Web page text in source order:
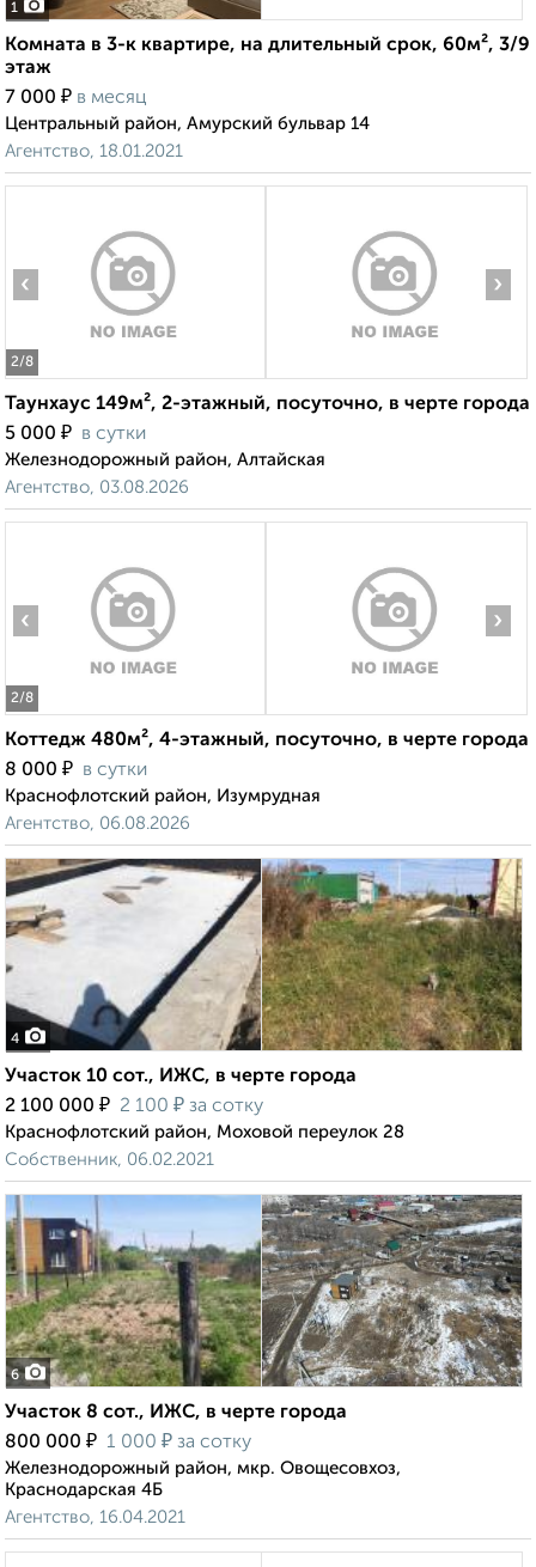
1
Комната в 3-к квартире, на длительный срок, 60м², 3/9
этаж
7 000 ₽ в месяц
Центральный район, Амурский бульвар 14
Агентство, 18.01.2021
2/8
‹ ›
Таунхаус 149м², 2-этажный, посуточно, в черте города
5 000 ₽ в сутки
Железнодорожный район, Алтайская
Агентство, 03.08.2026
2/8
‹ ›
Коттедж 480м², 4-этажный, посуточно, в черте города
8 000 ₽ в сутки
Краснофлотский район, Изумрудная
Агентство, 06.08.2026
4
Участок 10 сот., ИЖС, в черте города
2 100 000 ₽ 2 100 ₽ за сотку
Краснофлотский район, Моховой переулок 28
Собственник, 06.02.2021
6
Участок 8 сот., ИЖС, в черте города
800 000 ₽ 1 000 ₽ за сотку
Железнодорожный район, мкр. Овощесовхоз,
Краснодарская 4Б
Агентство, 16.04.2021